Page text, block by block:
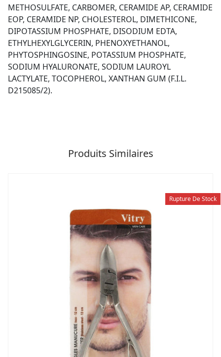
METHOSULFATE, CARBOMER, CERAMIDE AP, CERAMIDE
EOP, CERAMIDE NP, CHOLESTEROL, DIMETHICONE,
DIPOTASSIUM PHOSPHATE, DISODIUM EDTA,
ETHYLHEXYLGLYCERIN, PHENOXYETHANOL,
PHYTOSPHINGOSINE, POTASSIUM PHOSPHATE,
SODIUM HYALURONATE, SODIUM LAUROYL
LACTYLATE, TOCOPHEROL, XANTHAN GUM (F.I.L.
D215085/2).
Produits Similaires
Rupture De Stock